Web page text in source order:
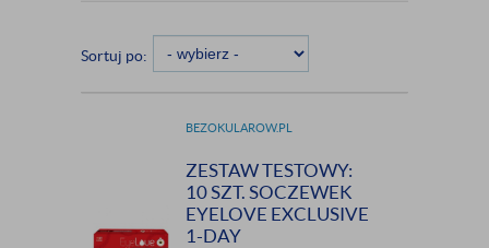
Sortuj po:
BEZOKULAROW.PL
ZESTAW TESTOWY:
10 SZT. SOCZEWEK
EYELOVE EXCLUSIVE
1-DAY